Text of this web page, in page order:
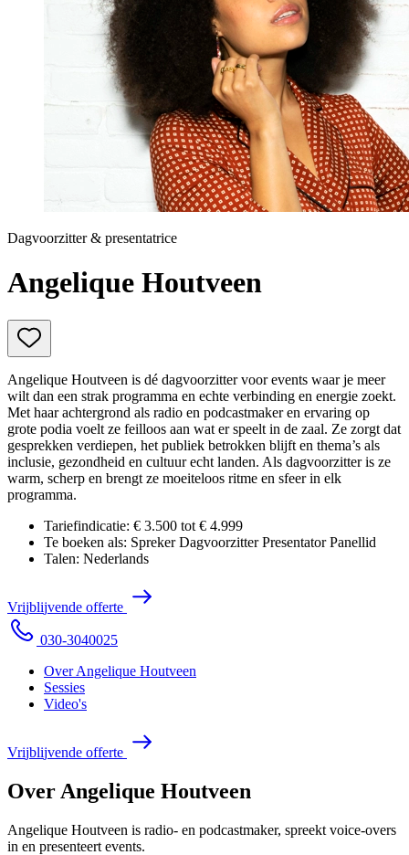
Prinsjesdag
Samenwerken
Sport
Technologie & Innovatie
Toekomst van werk
Trendwatchers
WK & EK Voetbal
Zorg
Dagvoorzitter & presentatrice
Angelique Houtveen
Angelique Houtveen is dé dagvoorzitter voor events waar je meer
wilt dan een strak programma en echte verbinding en energie zoekt.
Met haar achtergrond als radio en podcastmaker en ervaring op
grote podia voelt ze feilloos aan wat er speelt in de zaal. Ze zorgt dat
gesprekken verdiepen, het publiek betrokken blijft en thema’s als
inclusie, gezondheid en cultuur echt landen. Als dagvoorzitter is ze
warm, scherp en brengt ze moeiteloos ritme en sfeer in elk
programma.
Tariefindicatie: € 3.500 tot € 4.999
Te boeken als: SprekerDagvoorzitterPresentatorPanellid
Talen: Nederlands
Vrijblijvende offerte
030-3040025
Over Angelique Houtveen
Sessies
Video's
Vrijblijvende offerte
Over Angelique Houtveen
Angelique Houtveen is radio- en podcastmaker, spreekt voice-overs
in en presenteert events.